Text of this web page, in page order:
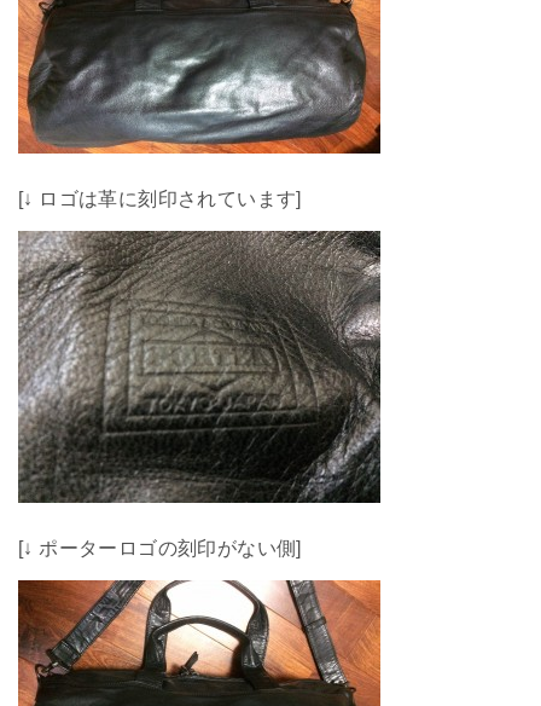
[↓ ロゴは革に刻印されています]
[↓ ポーターロゴの刻印がない側]